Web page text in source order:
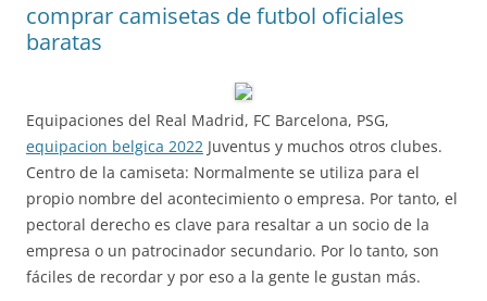
comprar camisetas de futbol oficiales
baratas
Equipaciones del Real Madrid, FC Barcelona, PSG,
equipacion belgica 2022 Juventus y muchos otros clubes.
Centro de la camiseta: Normalmente se utiliza para el
propio nombre del acontecimiento o empresa. Por tanto, el
pectoral derecho es clave para resaltar a un socio de la
empresa o un patrocinador secundario. Por lo tanto, son
fáciles de recordar y por eso a la gente le gustan más.